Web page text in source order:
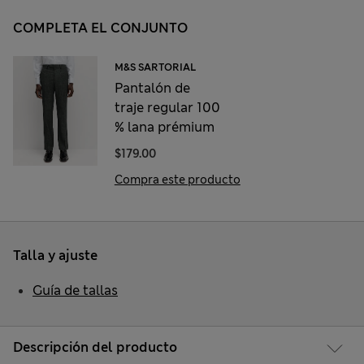
COMPLETA EL CONJUNTO
M&S SARTORIAL
Pantalón de
traje regular 100
% lana prémium
$179.00
Compra este producto
Descripción del producto
Talla y ajuste
Guía de tallas